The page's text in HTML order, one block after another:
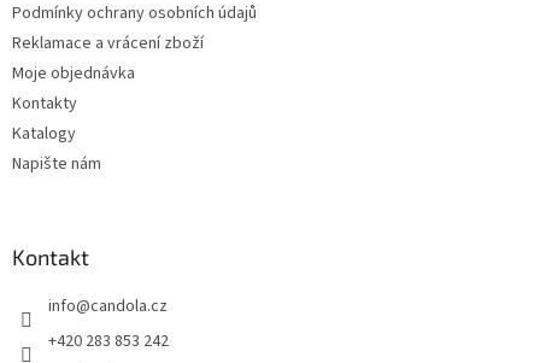
Podmínky ochrany osobních údajů
Reklamace a vrácení zboží
Moje objednávka
Kontakty
Katalogy
Napište nám
Kontakt
info@candola.cz
+420 283 853 242